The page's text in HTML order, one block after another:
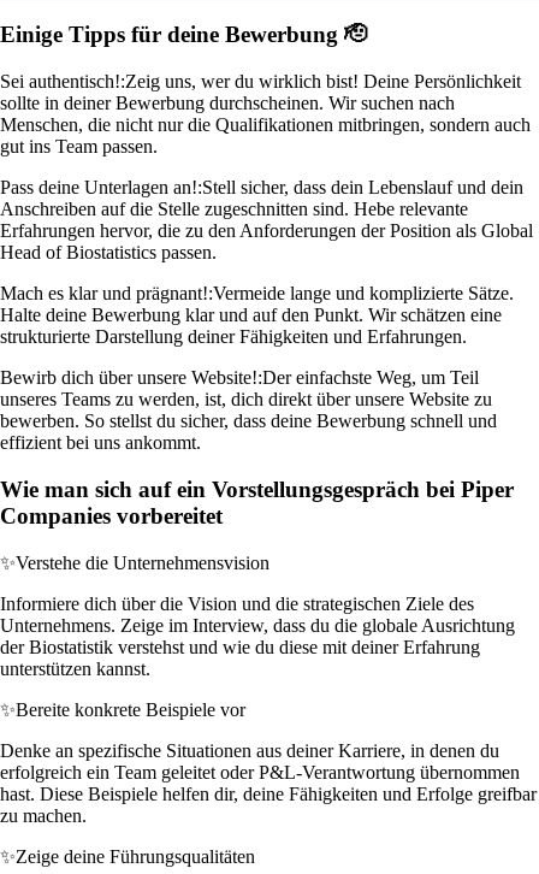
Einige Tipps für deine Bewerbung 🫡
Sei authentisch!:Zeig uns, wer du wirklich bist! Deine Persönlichkeit
sollte in deiner Bewerbung durchscheinen. Wir suchen nach
Menschen, die nicht nur die Qualifikationen mitbringen, sondern auch
gut ins Team passen.
Pass deine Unterlagen an!:Stell sicher, dass dein Lebenslauf und dein
Anschreiben auf die Stelle zugeschnitten sind. Hebe relevante
Erfahrungen hervor, die zu den Anforderungen der Position als Global
Head of Biostatistics passen.
Mach es klar und prägnant!:Vermeide lange und komplizierte Sätze.
Halte deine Bewerbung klar und auf den Punkt. Wir schätzen eine
strukturierte Darstellung deiner Fähigkeiten und Erfahrungen.
Bewirb dich über unsere Website!:Der einfachste Weg, um Teil
unseres Teams zu werden, ist, dich direkt über unsere Website zu
bewerben. So stellst du sicher, dass deine Bewerbung schnell und
effizient bei uns ankommt.
Wie man sich auf ein Vorstellungsgespräch bei Piper
Companies vorbereitet
✨Verstehe die Unternehmensvision
Informiere dich über die Vision und die strategischen Ziele des
Unternehmens. Zeige im Interview, dass du die globale Ausrichtung
der Biostatistik verstehst und wie du diese mit deiner Erfahrung
unterstützen kannst.
✨Bereite konkrete Beispiele vor
Denke an spezifische Situationen aus deiner Karriere, in denen du
erfolgreich ein Team geleitet oder P&L-Verantwortung übernommen
hast. Diese Beispiele helfen dir, deine Fähigkeiten und Erfolge greifbar
zu machen.
✨Zeige deine Führungsqualitäten